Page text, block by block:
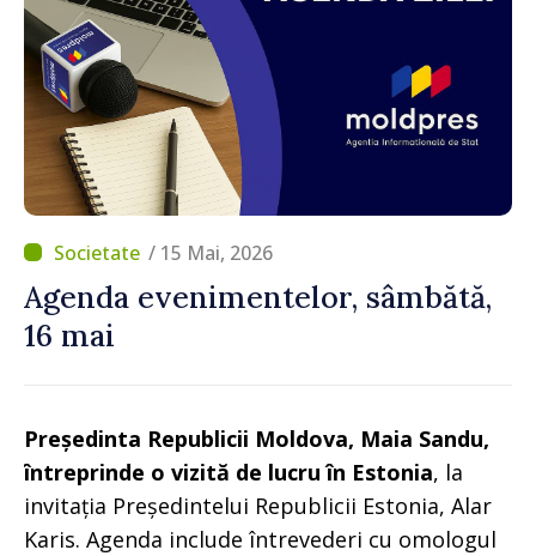
/ 15 Mai, 2026
Agenda evenimentelor, sâmbătă,
16 mai
Președinta Republicii Moldova, Maia Sandu,
întreprinde o vizită de lucru în Estonia, la
invitația Președintelui Republicii Estonia, Alar
Karis. Agenda include întrevederi cu omologul